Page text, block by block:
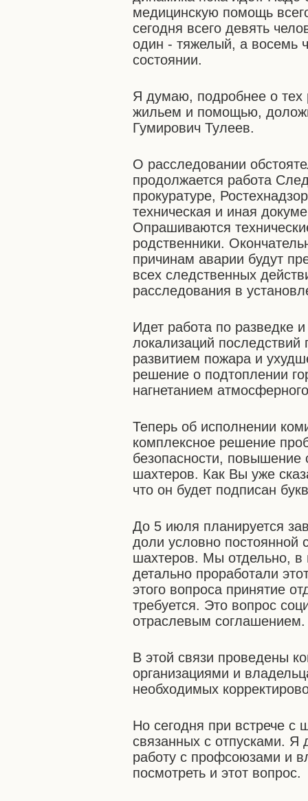
медицинскую помощь
сегодня всего девять
один - тяжелый, а восемь
состоянии.
Я думаю, подробнее о тех
жильем и помощью,
Гумирович Тулеев.
О расследовании
продолжается работа
прокуратуре,
техническая и иная
Опрашиваются
родственники.
причинам аварии будут
всех следственных
расследования в
Идет работа по разведке
локализаций
развитием пожара и
решение о подтоплении
нагнетанием
Теперь об исполнении
комплексное решение
безопасности, повышение
шахтеров. Как Вы уже
что он будет подписан
До 5 июля планируется
доли условно постоянной
шахтеров. Мы отдельно, в
детально проработали
этого вопроса принятие
требуется. Это вопрос
отраслевым соглашением.
В этой связи проведены
организациями и
необходимых
Но сегодня при встрече
связанных с отпусками.
работу с профсоюзами и
посмотреть и этот вопрос.